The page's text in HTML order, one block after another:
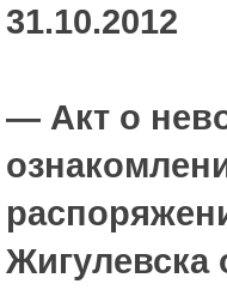
31.10.2012
— Акт о
Жигулевска